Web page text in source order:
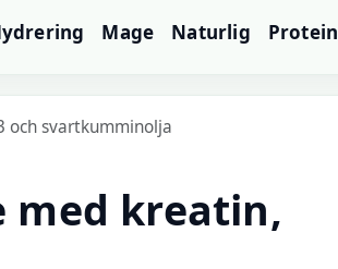
Mage Naturlig Protein
och svartkumminolja
med kreatin,